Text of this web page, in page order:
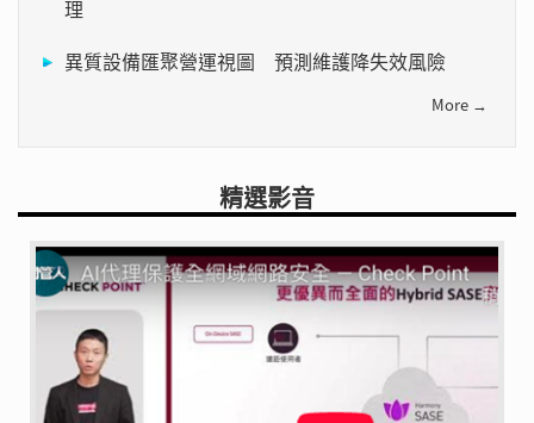
理
異質設備匯聚營運視圖 預測維護降失效風險
More →
精選影音